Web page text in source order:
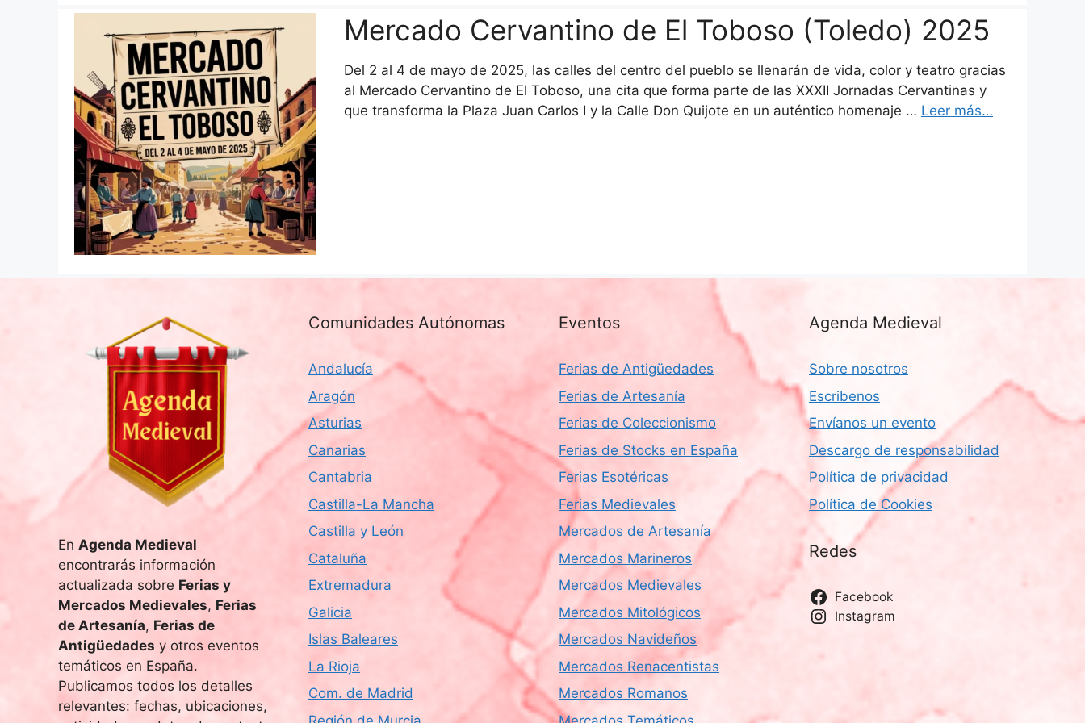
Mercado Cervantino de El Toboso (Toledo) 2025
Del 2 al 4 de mayo de 2025, las calles del centro del pueblo se llenarán de vida, color y teatro gracias
al Mercado Cervantino de El Toboso, una cita que forma parte de las XXXII Jornadas Cervantinas y
que transforma la Plaza Juan Carlos I y la Calle Don Quijote en un auténtico homenaje … Leer más…
En Agenda Medieval
encontrarás información
actualizada sobre Ferias y
Mercados Medievales, Ferias
de Artesanía, Ferias de
Antigüedades y otros eventos
temáticos en España.
Publicamos todos los detalles
relevantes: fechas, ubicaciones,
Comunidades Autónomas
Andalucía
Aragón
Asturias
Canarias
Cantabria
Castilla-La Mancha
Castilla y León
Cataluña
Extremadura
Galicia
Islas Baleares
La Rioja
Com. de Madrid
Eventos
Ferias de Antigüedades
Ferias de Artesanía
Ferias de Coleccionismo
Ferias de Stocks en España
Ferias Esotéricas
Ferias Medievales
Mercados de Artesanía
Mercados Marineros
Mercados Medievales
Mercados Mitológicos
Mercados Navideños
Mercados Renacentistas
Mercados Romanos
Agenda Medieval
Sobre nosotros
Escribenos
Envíanos un evento
Descargo de responsabilidad
Política de privacidad
Política de Cookies
Redes
Facebook
Instagram